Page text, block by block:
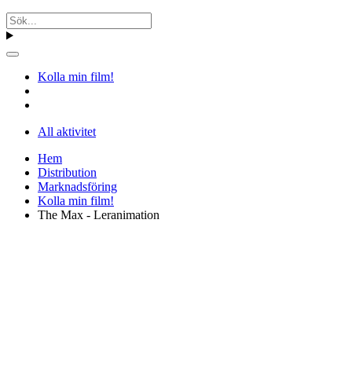
Kolla min film!
All aktivitet
Hem
Distribution
Marknadsföring
Kolla min film!
The Max - Leranimation